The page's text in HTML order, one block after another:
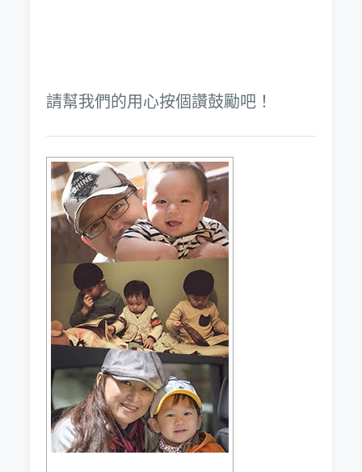
請幫我們的用心按個讚鼓勵吧！